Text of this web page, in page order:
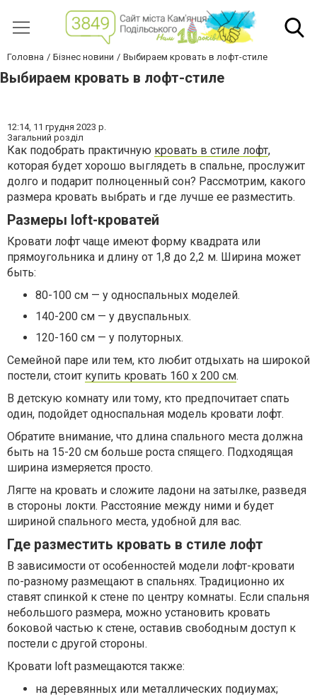
Головна Бізнес новини Выбираем кровать в лофт-стиле
Выбираем кровать в лофт-стиле
12:14, 11 грудня 2023 р.
Загальний розділ
Как подобрать практичную кровать в стиле лофт,
которая будет хорошо выглядеть в спальне, прослужит
долго и подарит полноценный сон? Рассмотрим, какого
размера кровать выбрать и где лучше ее разместить.
Размеры loft-кроватей
Кровати лофт чаще имеют форму квадрата или
прямоугольника и длину от 1,8 до 2,2 м. Ширина может
быть:
80-100 см — у односпальных моделей.
140-200 см — у двуспальных.
120-160 см — у полуторных.
Семейной паре или тем, кто любит отдыхать на широкой
постели, стоит купить кровать 160 х 200 см.
В детскую комнату или тому, кто предпочитает спать
один, подойдет односпальная модель кровати лофт.
Обратите внимание, что длина спального места должна
быть на 15-20 см больше роста спящего. Подходящая
ширина измеряется просто.
Лягте на кровать и сложите ладони на затылке, разведя
в стороны локти. Расстояние между ними и будет
шириной спального места, удобной для вас.
Где разместить кровать в стиле лофт
В зависимости от особенностей модели лофт-кровати
по-разному размещают в спальнях. Традиционно их
ставят спинкой к стене по центру комнаты. Если спальня
небольшого размера, можно установить кровать
боковой частью к стене, оставив свободным доступ к
постели с другой стороны.
Кровати loft размещаются также:
на деревянных или металлических подиумах;